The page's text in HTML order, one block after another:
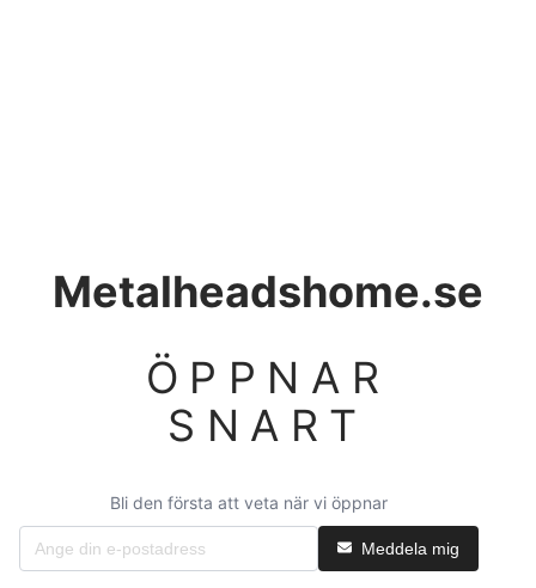
Metalheadshome.se
ÖPPNAR
SNART
Bli den första att veta när vi öppnar
Meddela mig